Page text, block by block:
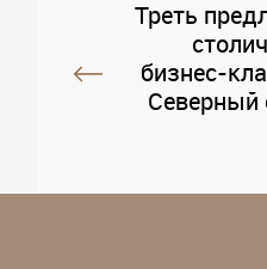
Треть
бизнес-
Северный